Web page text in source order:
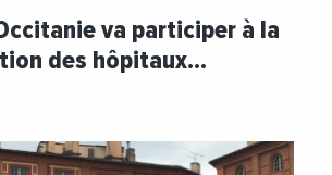
#Financement
#JeanCastex
#Occitanie
#RegionOccitanie1
va participer à la
des hôpitaux…